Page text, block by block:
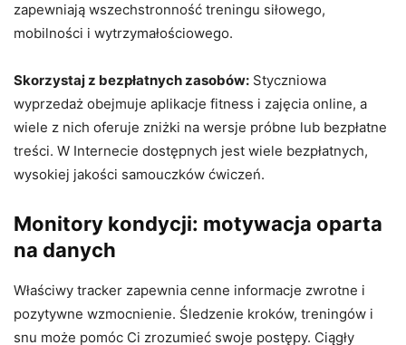
zapewniają wszechstronność treningu siłowego,
mobilności i wytrzymałościowego.
Skorzystaj z bezpłatnych zasobów: Styczniowa
wyprzedaż obejmuje aplikacje fitness i zajęcia online, a
wiele z nich oferuje zniżki na wersje próbne lub bezpłatne
treści. W Internecie dostępnych jest wiele bezpłatnych,
wysokiej jakości samouczków ćwiczeń.
Monitory kondycji: motywacja oparta
na danych
Właściwy tracker zapewnia cenne informacje zwrotne i
pozytywne wzmocnienie. Śledzenie kroków, treningów i
snu może pomóc Ci zrozumieć swoje postępy. Ciągły